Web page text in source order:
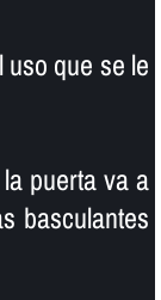
que se le
puerta va a
basculantes